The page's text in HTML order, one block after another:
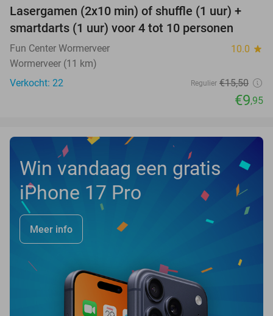
36%
NEW
TODAY
Lasergamen (2x10 min) of shuffle (1 uur) +
smartdarts (1 uur) voor 4 tot 10 personen
Fun Center Wormerveer 10.0 star
Wormerveer (11 km)
Verkocht: 22
Regulier €15,50
€9,95
Win vandaag een gratis
iPhone 17 Pro
Meer info